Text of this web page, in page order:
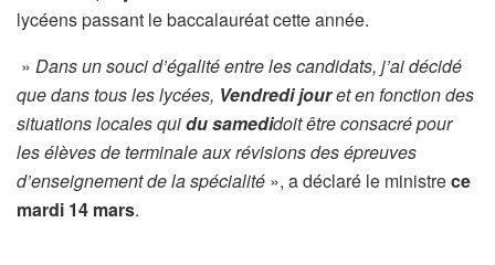
lycéens passant le baccalauréat cette année.
» Dans un souci d’égalité entre les candidats, j’ai décidé
que dans tous les lycées, Vendredi jouret en fonction des
situations locales quidu samedidoit être consacré pour
les élèves de terminale aux révisions des épreuves
d’enseignement de la spécialité », a déclaré le ministrece
mardi 14 mars.